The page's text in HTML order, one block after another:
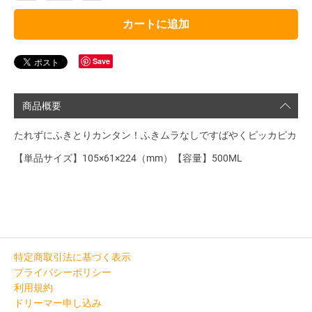
カートに追加
Save
商品概要
たれずにふきとりカンタン！ふきムラなしですばやくピッカピカ
【単品サイズ】105×61×224（mm）【容量】500ML
特定商取引法に基づく表示
プライバシーポリシー
利用規約
ドリーマー申し込み